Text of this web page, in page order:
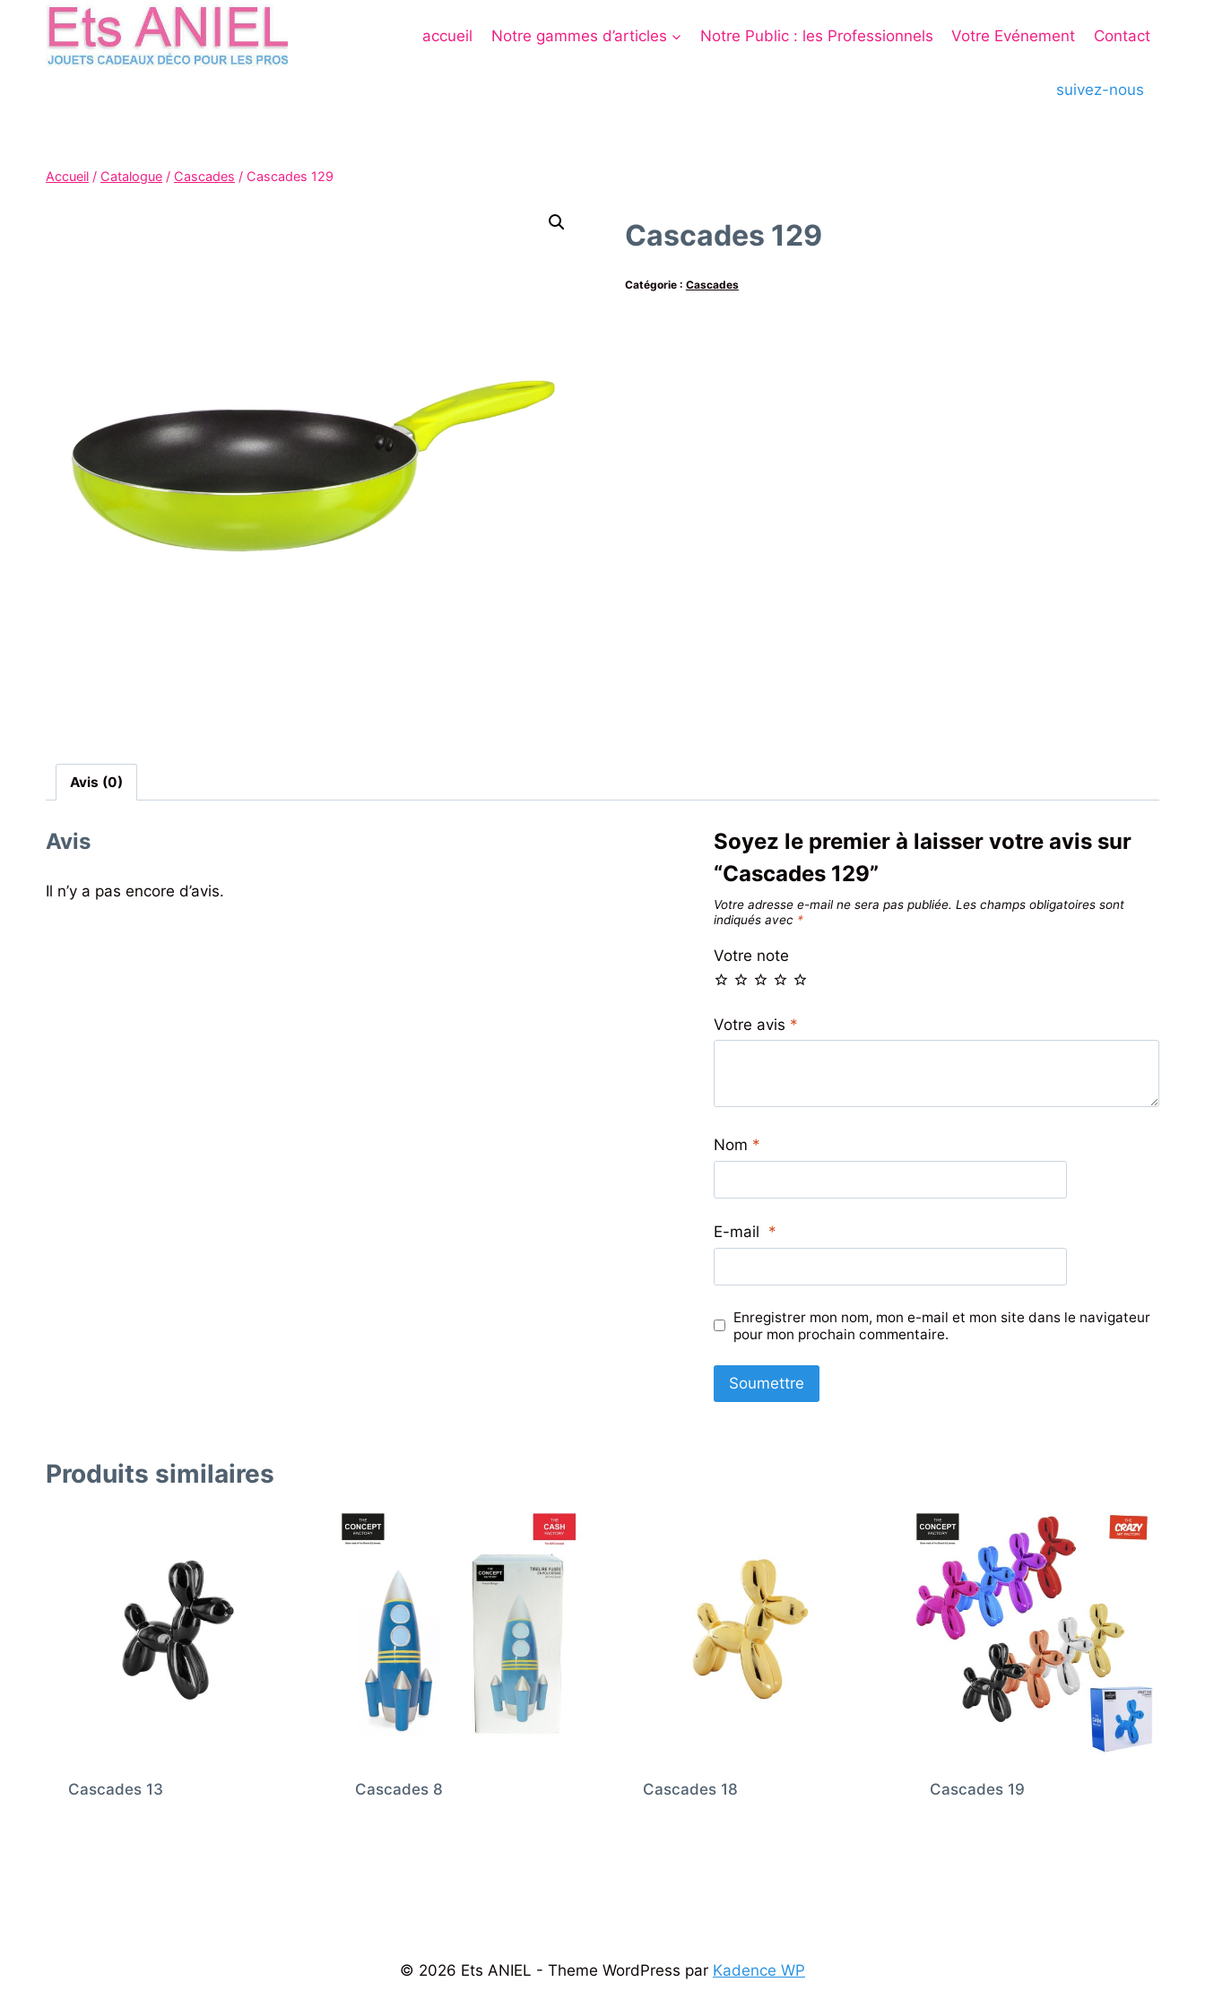
content
accueil Notre gammes d’articles Notre Public : les Professionnels Votre Evénement Contact
suivez-nous
Accueil / Catalogue / Cascades / Cascades 129
Cascades 129
Catégorie : Cascades
Avis (0)
Avis
Il n’y a pas encore d’avis.
Soyez le premier à laisser votre avis sur
“Cascades 129”
Votre adresse e-mail ne sera pas publiée. Les champs obligatoires sont
indiqués avec *
Votre note
Votre avis *
Nom *
E-mail *
Enregistrer mon nom, mon e-mail et mon site dans le navigateur
pour mon prochain commentaire.
Produits similaires
Cascades 13 Cascades 8 Cascades 18 Cascades 19
© 2026 Ets ANIEL - Theme WordPress par Kadence WP